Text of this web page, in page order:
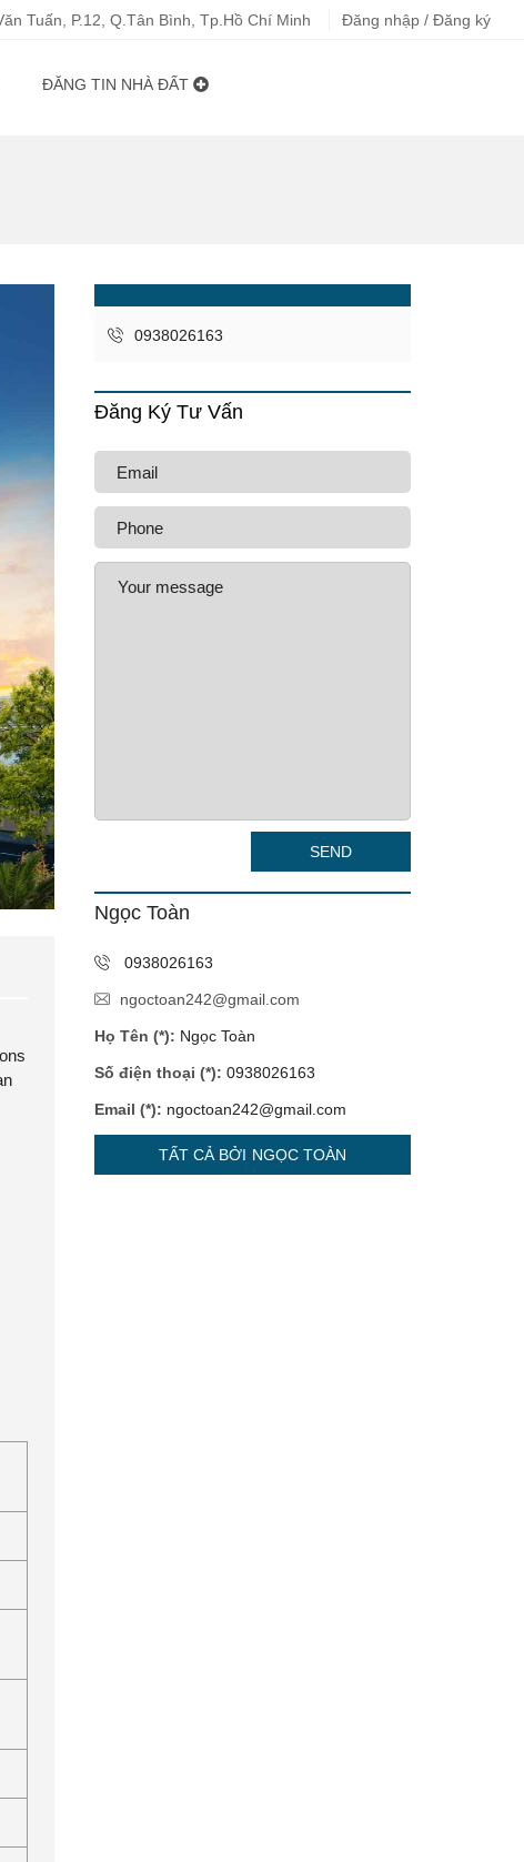
Tuấn, P.12, Q.Tân Bình, Tp.Hồ Chí Minh Đăng nhập / Đăng ký
ĐĂNG TIN NHÀ ĐẤT
0938026163
Đăng Ký Tư Vấn
SEND
Ngọc Toàn
0938026163
ngoctoan242@gmail.com
Họ Tên (*): Ngọc Toàn
Số điện thoại (*): 0938026163
Email (*): ngoctoan242@gmail.com
TẤT CẢ BỞI NGỌC TOÀN